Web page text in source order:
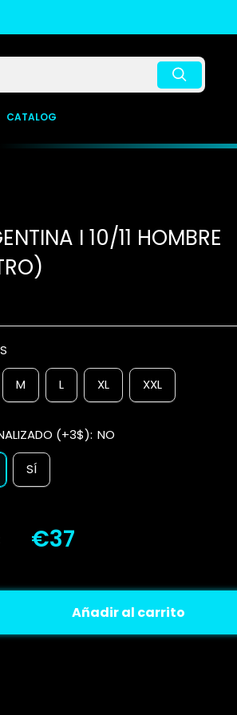
CATALOG
I 10/11 HOMBRE
S
M L XL XXL
(+3$): NO
SÍ
€37
Añadir al carrito